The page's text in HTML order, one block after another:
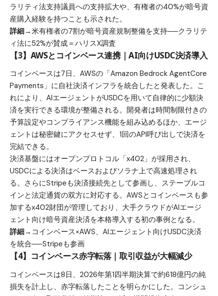
ラリティ法支持議員への支持拡大や、有権者の40%が暗号資
産購入経験を持つことも示された。
詳細→米有権者の7割が暗号資産規制整備を支持──クラリテ
ィ法に52%が賛成＝ハリスX調査
【3】AWSとコインベース連携｜AI向けUSDC決済導入
コインベースは7日、AWSの「Amazon Bedrock AgentCore
Payments」に自社決済インフラを統合したと発表した。こ
れにより、AIエージェントがUSDCを用いて自律的に少額決
済を実行できる環境が整備される。開発者は時間制限付きの
予算設定やコンプライアンス機能を組み込めるほか、エージ
ェントは秘密鍵にアクセスせず、1回のAPI呼び出しで決済を
完結できる。
決済基盤にはオープンプロトコル「x402」が採用され、
USDCによる決済はベースおよびソラナ上で高速処理され
る。さらにStripeも決済接続先として参画し、ステーブルコ
インと法定通貨の双方に対応する。AWSとコインベースも参
加するx402財団が管理しており、大手クラウドがAIエージ
ェント向け暗号資産決済を本格導入する初の事例となる。
詳細→ コインベース×AWS、AIエージェント向けUSDC決済
を統合──Stripeも参画
【4】コインベース赤字転落｜取引収益が大幅減少
コインベースは8日、2026年第1四半期決算で約618億円の純
損失を計上し、赤字転落したことを明らかにした。コンシュ